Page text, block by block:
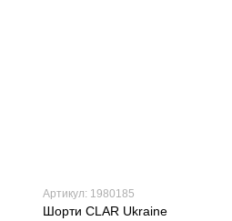
Артикул: 1980185
Шорти CLAR Ukraine